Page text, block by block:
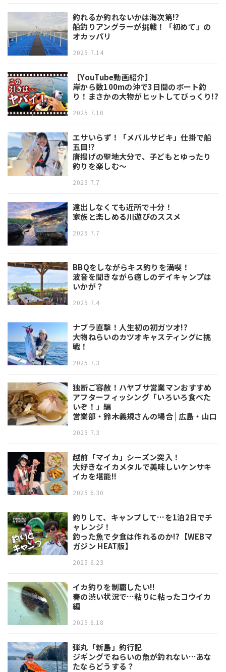
釣れるか釣れないかは海次第!?
船釣りアングラーが挑戦！「初めて」の
オカッパリ
2025.7.14
【YouTube動画紹介】
岸から数100mの沖で3日間のボート釣
り！まさかの大物がヒットしてびっくり!?
2025.7.10
エサいらず！「メバルサビキ」仕掛で船
五目!?
唐揚げの聖地大分で、子どもとゆったり
釣りを楽しむ～
2025.7.7
遠出しなくても近所で十分！
家族と楽しめる川遊びのススメ
2025.7.7
BBQをしながらキス釣りを満喫！
波音を聞きながら癒しのデイキャンプは
いかが？
2025.7.4
ナブラ直撃！人生初の初ガツオ!?
大物ねらいのカツオキャスティングに挑
戦！
2025.7.3
独断ご容赦！ハヤブサ営業マンおすすめ
アフターフィッシング「いろいろ食べた
いぞ！」編
営業部・鈴木義規さんの場合 | 広島・山口
2025.7.3
越前「マイカ」シーズン突入！
大好きなイカメタルで美味しいケンサキ
イカを堪能!!
2025.6.30
釣りして、キャンプして…を1泊2日でチ
ャレンジ！
釣った魚で夕食は作れるのか!?【WEBマ
ガジン HEAT版】
2025.6.23
イカ釣りを制覇したい!!
春の渋い状況で…粘りに粘ったコウイカ
編
2025.6.18
弾丸「新島」釣行記
ジギングでねらいの魚が釣れない…あな
たならどうする？